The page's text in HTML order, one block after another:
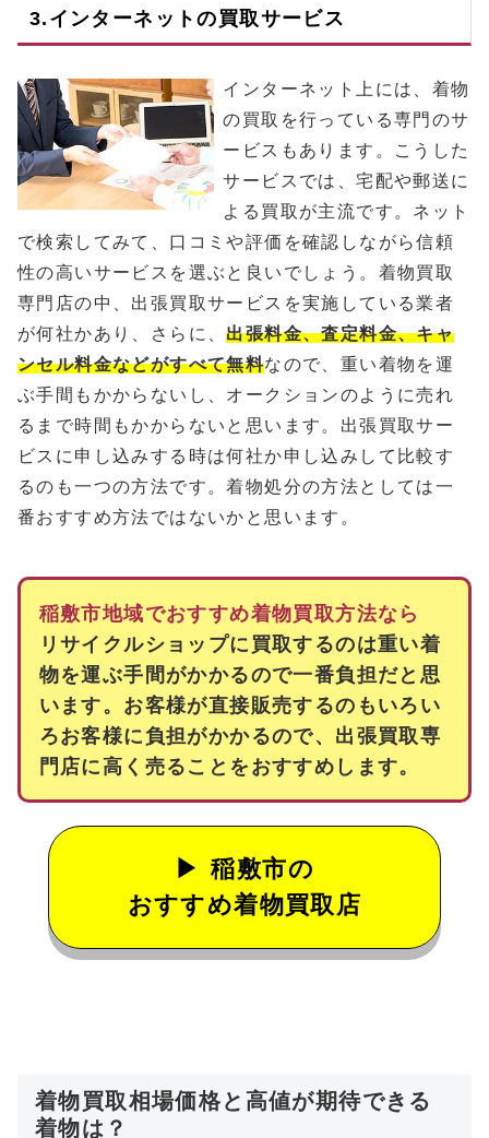
3.インターネットの買取サービス
インターネット上には、着物
の買取を行っている専門のサ
ービスもあります。こうした
サービスでは、宅配や郵送に
よる買取が主流です。ネット
で検索してみて、口コミや評価を確認しながら信頼
性の高いサービスを選ぶと良いでしょう。着物買取
専門店の中、出張買取サービスを実施している業者
が何社かあり、さらに、出張料金、査定料金、キャ
ンセル料金などがすべて無料なので、重い着物を運
ぶ手間もかからないし、オークションのように売れ
るまで時間もかからないと思います。出張買取サー
ビスに申し込みする時は何社か申し込みして比較す
るのも一つの方法です。着物処分の方法としては一
番おすすめ方法ではないかと思います。
稲敷市地域でおすすめ着物買取方法なら
リサイクルショップに買取するのは重い着
物を運ぶ手間がかかるので一番負担だと思
います。お客様が直接販売するのもいろい
ろお客様に負担がかかるので、出張買取専
門店に高く売ることをおすすめします。
稲敷市の
おすすめ着物買取店
着物買取相場価格と高値が期待できる
着物は？